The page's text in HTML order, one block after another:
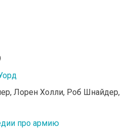
Лорен Холли, Роб Шнайдер,
про армию